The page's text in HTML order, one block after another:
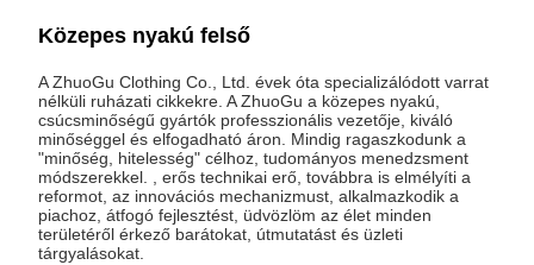
Közepes nyakú felső
A ZhuoGu Clothing Co., Ltd. évek óta specializálódott varrat
nélküli ruházati cikkekre. A ZhuoGu a közepes nyakú,
csúcsminőségű gyártók professzionális vezetője, kiváló
minőséggel és elfogadható áron. Mindig ragaszkodunk a
"minőség, hitelesség" célhoz, tudományos menedzsment
módszerekkel. , erős technikai erő, továbbra is elmélyíti a
reformot, az innovációs mechanizmust, alkalmazkodik a
piachoz, átfogó fejlesztést, üdvözlöm az élet minden
területéről érkező barátokat, útmutatást és üzleti
tárgyalásokat.